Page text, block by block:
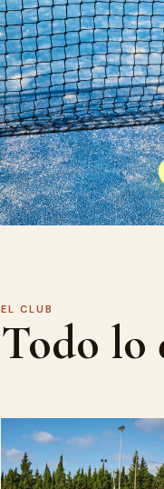
EL CLUB
Todo lo